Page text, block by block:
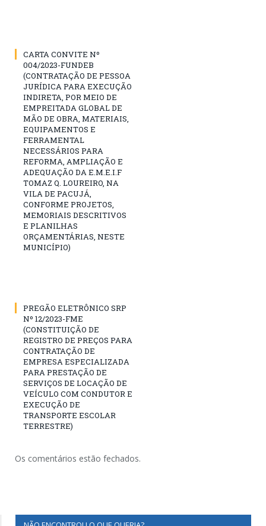
CARTA CONVITE Nº
004/2023-FUNDEB
(CONTRATAÇÃO DE PESSOA
JURÍDICA PARA EXECUÇÃO
INDIRETA, POR MEIO DE
EMPREITADA GLOBAL DE
MÃO DE OBRA, MATERIAIS,
EQUIPAMENTOS E
FERRAMENTAL
NECESSÁRIOS PARA
REFORMA, AMPLIAÇÃO E
ADEQUAÇÃO DA E.M.E.I.F
TOMAZ Q. LOUREIRO, NA
VILA DE PACUJÁ,
CONFORME PROJETOS,
MEMORIAIS DESCRITIVOS
E PLANILHAS
ORÇAMENTÁRIAS, NESTE
MUNICÍPIO)
PREGÃO ELETRÔNICO SRP
Nº 12/2023-FME
(CONSTITUIÇÃO DE
REGISTRO DE PREÇOS PARA
CONTRATAÇÃO DE
EMPRESA ESPECIALIZADA
PARA PRESTAÇÃO DE
SERVIÇOS DE LOCAÇÃO DE
VEÍCULO COM CONDUTOR E
EXECUÇÃO DE
TRANSPORTE ESCOLAR
TERRESTRE)
Os comentários estão fechados.